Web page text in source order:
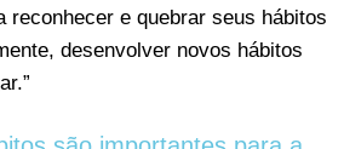
reconhecer e quebrar seus hábitos
desenvolver novos hábitos